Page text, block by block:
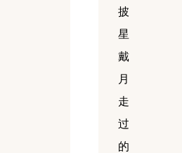
披
星
戴
月
走
过
的